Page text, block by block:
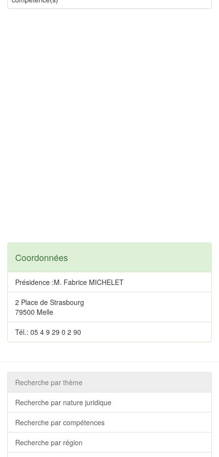
Coordonnées
Présidence :M. Fabrice MICHELET
2 Place de Strasbourg
79500 Melle
Tél.: 05 4 9 29 0 2 90
Recherche par thème
Recherche par nature juridique
Recherche par compétences
Recherche par région